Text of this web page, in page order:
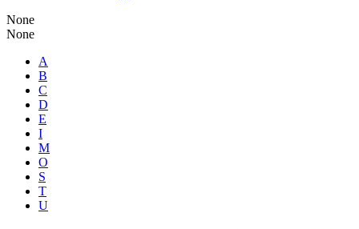
None
None
A
B
C
D
E
I
M
O
S
T
U